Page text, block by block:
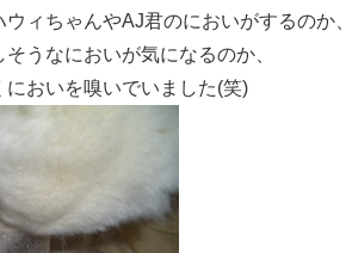
ィちゃんやAJ君のにおいがするのか、
うなにおいが気になるのか、
おいを嗅いでいました(笑)